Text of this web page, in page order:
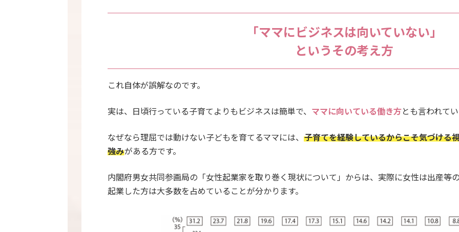
「ママにビジネスは向いていない」
というその考え方
これ自体が誤解なのです。
実は、日頃行っている子育てよりもビジネスは簡単で、 ママに向いている働き方とも言われて
なぜなら理屈では動けない子どもを育てるママには、 子育てを経験しているからこそ気づける
強みがある方です。
内閣府男女共同参画局の「女性起業家を取り巻く現状について」からは、実際に女性は出産等
起業した方は大多数を占めていることが分かります。